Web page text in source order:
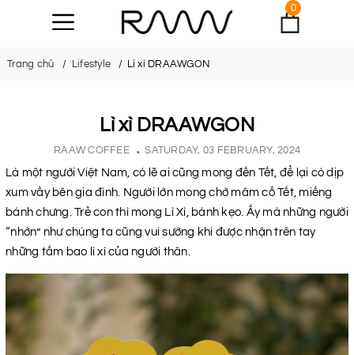
0
Trang chủ Lifestyle Lì xì DRAAWGON
Lì xì DRAAWGON
RAAW COFFEE SATURDAY, 03 FEBRUARY, 2024
Là một người Việt Nam, có lẽ ai cũng mong đến Tết, để lại có dịp
xum vầy bên gia đình. Người lớn mong chờ mâm cỗ Tết, miếng
bánh chưng. Trẻ con thì mong Lì Xì, bánh kẹo. Ấy mà những người
“nhớn” như chúng ta cũng vui sướng khi được nhận trên tay
những tấm bao lì xì của người thân.